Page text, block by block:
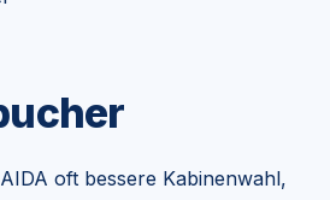
oft bessere Kabinenwahl,